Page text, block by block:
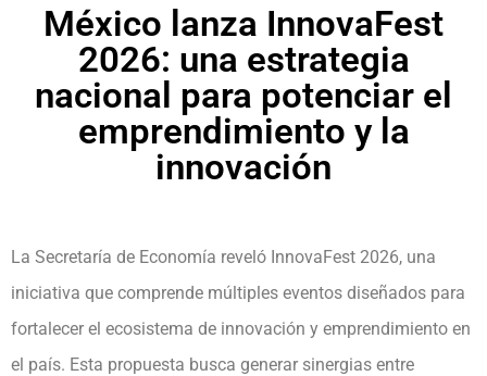
México lanza InnovaFest
2026: una estrategia
nacional para potenciar el
emprendimiento y la
innovación
La Secretaría de Economía reveló InnovaFest 2026, una
iniciativa que comprende múltiples eventos diseñados para
fortalecer el ecosistema de innovación y emprendimiento en
el país. Esta propuesta busca generar sinergias entre